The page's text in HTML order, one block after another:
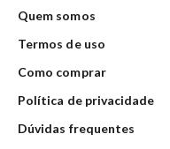
Quem somos
Termos de uso
Como comprar
Política de privacidade
Dúvidas frequentes